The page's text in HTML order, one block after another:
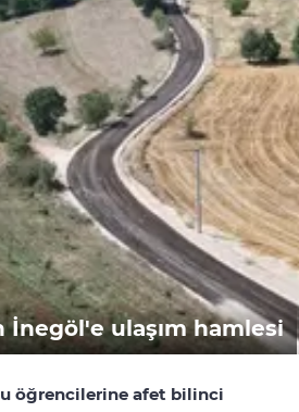
ulaşım hamlesi
öğrencilerine afet bilinci